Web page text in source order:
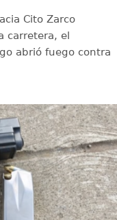
Cito Zarco
carretera, el
abrió fuego contra